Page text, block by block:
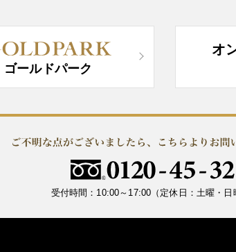
ゴールドパーク
オ
受付時間：10:00～17:00 （定休日：土曜・日